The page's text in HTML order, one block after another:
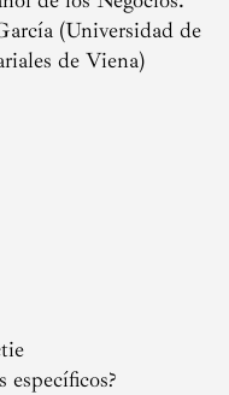
(Universidad de
de Viena)
específicos?